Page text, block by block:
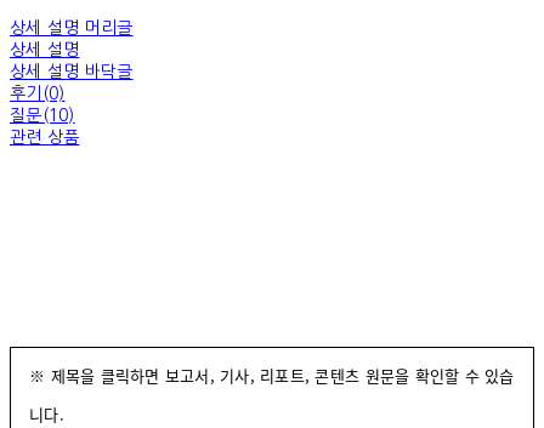
상세 설명 머리글
상세 설명
상세 설명 바닥글
후기(0)
질문(10)
관련 상품
※ 제목을 클릭하면 보고서, 기사, 리포트, 콘텐츠 원문을 확인할 수 있습
니다.